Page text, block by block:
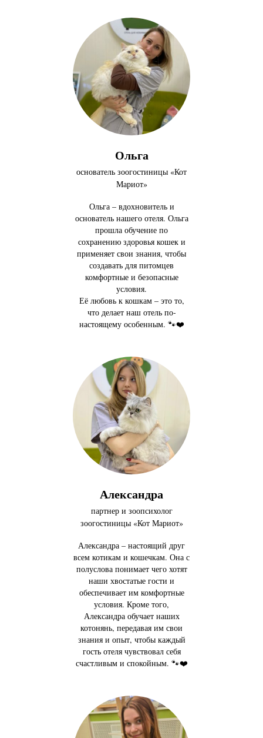
Ольга
основатель зоогостиницы «Кот
Мариот»
Ольга – вдохновитель и
основатель нашего отеля. Ольга
прошла обучение по
сохранению здоровья кошек и
применяет свои знания, чтобы
создавать для питомцев
комфортные и безопасные
условия.
Её любовь к кошкам – это то,
что делает наш отель по-
настоящему особенным. 🐾❤️
Александра
партнер и зоопсихолог
зоогостиницы «Кот Мариот»
Александра – настоящий друг
всем котикам и кошечкам. Она с
полуслова понимает чего хотят
наши хвостатые гости и
обеспечивает им комфортные
условия. Кроме того,
Александра обучает наших
котонянь, передавая им свои
знания и опыт, чтобы каждый
гость отеля чувствовал себя
счастливым и спокойным. 🐾❤️